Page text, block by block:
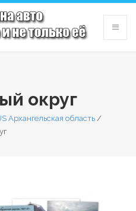
округ
Архангельская область /